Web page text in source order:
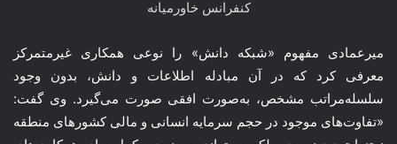
میرعمادی مفهوم «شبکه دانش» را نوعی همکاری غیرمتمرکز
معرفی کرد که در آن مبادله اطلاعات و دانش، بدون وجود
سلسله‌مراتب مشخص، به‌صورت افقی صورت می‌گیرد. وی گفت:
«تفاوت‌های موجود در حجم سرمایه انسانی و مالی کشورهای منطقه